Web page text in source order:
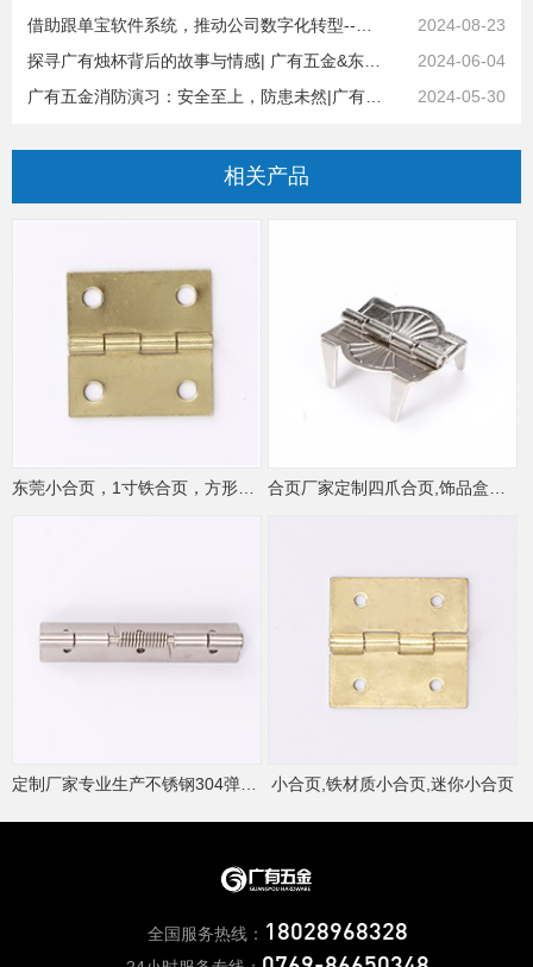
2024-08-23
探寻广有烛杯背后的故事与情感| 广有五金&东莞合页
2024-06-04
广有五金消防演习：安全至上，防患未然|广有五金&东莞合页
2024-05-30
相关产品
东莞小合页，1寸铁合页，方形小合页 合页厂家定制四爪合页,饰品盒小合页
小合页,铁材质小合页,迷你小合页
全国服务热线： 18028968328